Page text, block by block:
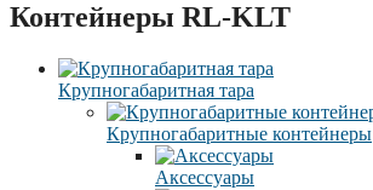
Контейнеры RL-KLT
Крупногабаритная тара
Крупногабаритные контейнеры
Аксессуары